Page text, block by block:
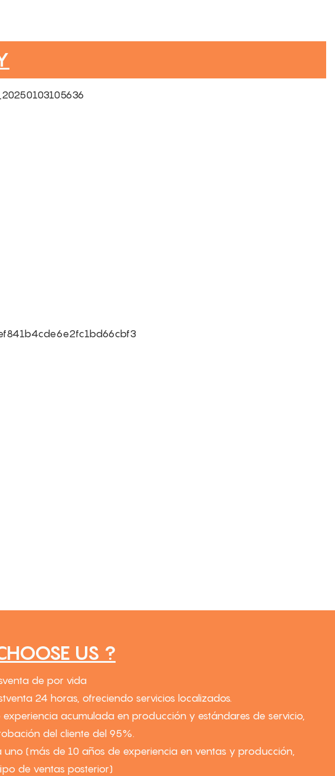
US ?
de por vida
24 horas, ofreciendo servicios localizados.
experiencia acumulada en producción y estándares de servicio,
del cliente del 95%.
uno (más de 10 años de experiencia en ventas y producción,
de ventas posterior)